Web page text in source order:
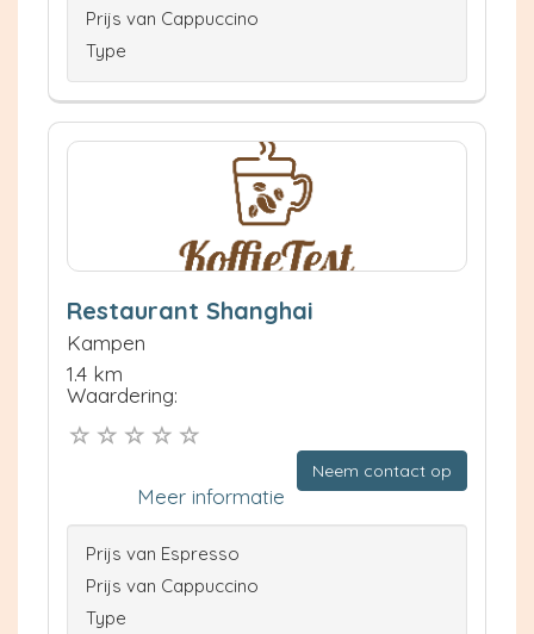
Prijs van Cappuccino
Type
Restaurant Shanghai
Kampen
1.4 km
Waardering:
Neem contact op
Meer informatie
Prijs van Espresso
Prijs van Cappuccino
Type